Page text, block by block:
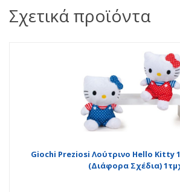
Σχετικά προϊόντα
Giochi Preziosi Λούτρινο Hello Kitty
(Διάφορα Σχέδια)